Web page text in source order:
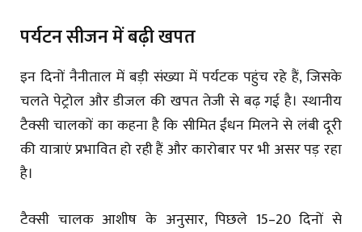
पर्यटन सीजन में बढ़ी खपत
इन दिनों नैनीताल में बड़ी संख्या में पर्यटक पहुंच रहे हैं, जिसके
चलते पेट्रोल और डीजल की खपत तेजी से बढ़ गई है। स्थानीय
टैक्सी चालकों का कहना है कि सीमित ईंधन मिलने से लंबी दूरी
की यात्राएं प्रभावित हो रही हैं और कारोबार पर भी असर पड़ रहा
है।
टैक्सी चालक आशीष के अनुसार, पिछले 15–20 दिनों से